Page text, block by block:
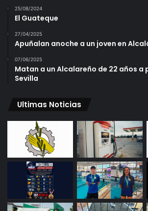
25/08/2024
El Guateque
27/04/2025
Apuñalan anoche a un joven en
07/06/2025
Matan a un Alcalareño de 22 años a
Sevilla
Ultimas Noticias